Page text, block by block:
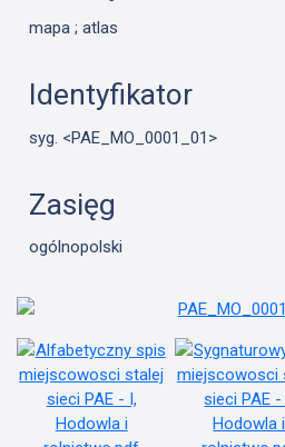
mapa ; atlas
Identyfikator
syg. <PAE_MO_0001_01>
Zasięg
ogólnopolski